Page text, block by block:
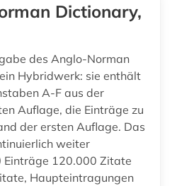
romanische philologie (1)
Dictionary,
des Anglo-Norman
Hybridwerk: sie enthält
A-F aus der
Auflage, die Einträge zu
der ersten Auflage. Das
weiter
120.000 Zitate
Haupteintragungen